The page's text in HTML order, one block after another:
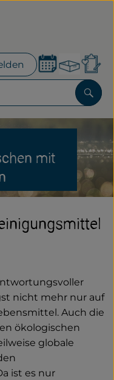
mit
nicht mehr nur auf
Auch die
ökologischen
globale
ist es nur